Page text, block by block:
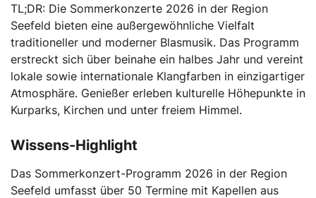
TL;DR: Die Sommerkonzerte 2026 in der Region
Seefeld bieten eine außergewöhnliche Vielfalt
traditioneller und moderner Blasmusik. Das Programm
erstreckt sich über beinahe ein halbes Jahr und vereint
lokale sowie internationale Klangfarben in einzigartiger
Atmosphäre. Genießer erleben kulturelle Höhepunkte in
Kurparks, Kirchen und unter freiem Himmel.
Wissens-Highlight
Das Sommerkonzert-Programm 2026 in der Region
Seefeld umfasst über 50 Termine mit Kapellen aus